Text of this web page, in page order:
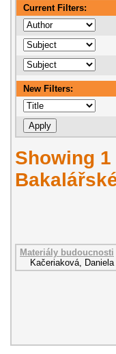
Current Filters:
New Filters:
Showing
Materiály budoucnosti
Kačeriaková, Daniela